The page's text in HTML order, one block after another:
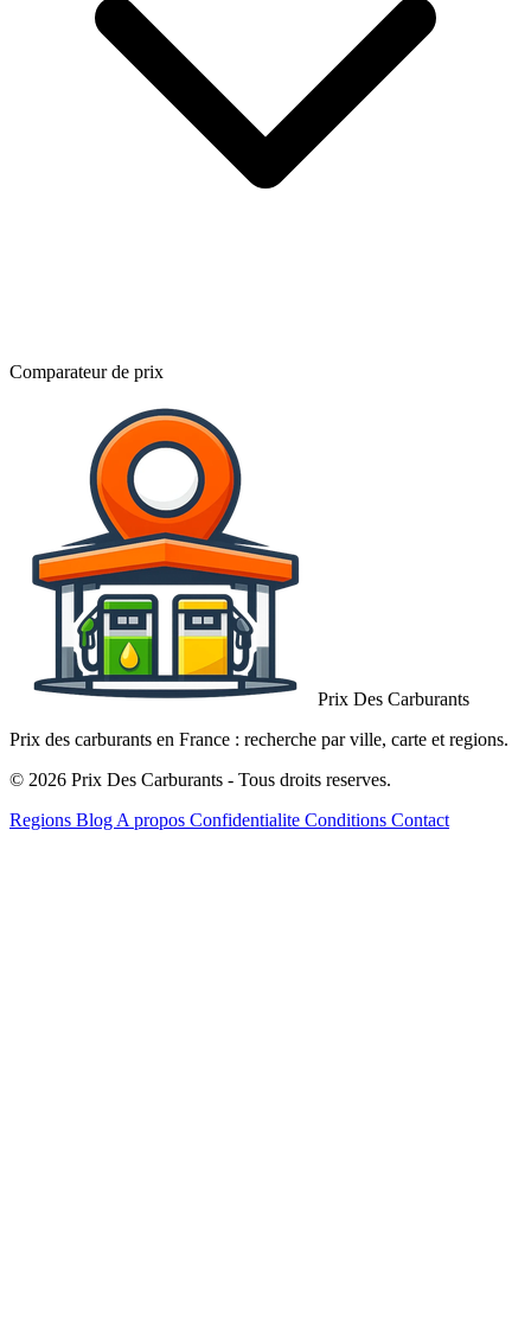
Comparateur de prix
Prix Des Carburants
Prix des carburants en France : recherche par ville, carte et regions.
© 2026 Prix Des Carburants - Tous droits reserves.
Regions Blog A propos Confidentialite Conditions Contact